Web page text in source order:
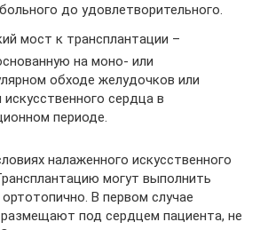
до удовлетворительного.
мост к трансплантации –
на моно- или
обходе желудочков или
искусственного сердца в
периоде.
налаженного искусственного
могут выполнить
В первом случае
под сердцем пациента, не